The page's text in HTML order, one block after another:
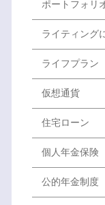
ポートフォリ
ライティング
ライフプラン
仮想通貨
住宅ローン
個人年金保険
公的年金制度